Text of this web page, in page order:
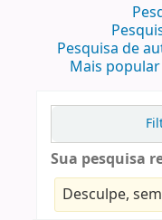
Pesquisa de
Mais popular
Sua pesquisa
Desculpe,